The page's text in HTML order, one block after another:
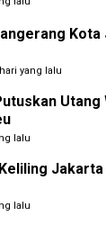
yang lalu
Utang
lalu
lalu